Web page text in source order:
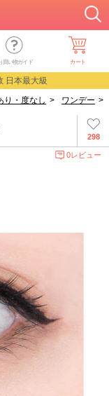
買い物ガイド カート
日本最大級
り・度なし > ワンデー >
298
0レビュー